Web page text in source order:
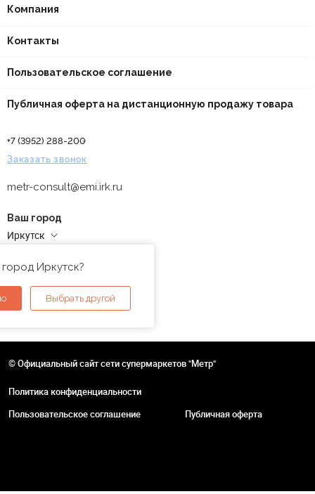
Компания
Контакты
Пользовательское соглашение
Публичная оферта на дистанционную продажу товара
+7 (3952) 288-200
Заказать звонок
metr-consult@emi.irk.ru
Ваш город
Иркутск
Иркутск?
Выбрать другой
© Официальный сайт сети супермаркетов "Метр"
Политика конфиденциальности
Пользовательское соглашение
Публичная оферта